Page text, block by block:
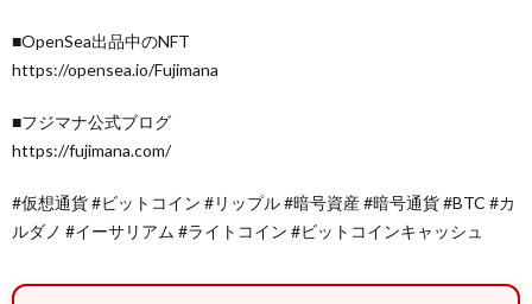
■OpenSea出品中のNFT
https://opensea.io/Fujimana
■フジマナ公式ブログ
https://fujimana.com/
#仮想通貨 #ビットコイン #リップル #暗号資産 #暗号通貨 #BTC #カ
ルダノ #イーサリアム #ライトコイン #ビットコインキャッシュ